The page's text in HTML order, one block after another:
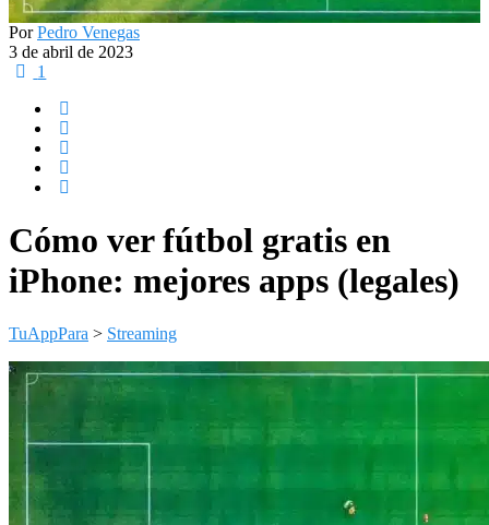
PorPedro Venegas
3 de abril de 2023
1
Cómo ver fútbol gratis en
iPhone: mejores apps (legales)
TuAppPara > Streaming